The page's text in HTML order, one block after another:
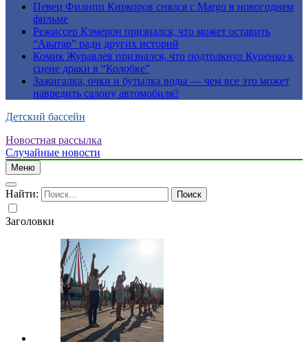
Певец Филипп Киркоров снялся с Margo в новогоднем
фильме
Режиссер Кэмерон признался, что может оставить
“Аватар” ради других историй
Комик Журавлев признался, что подтолкнул Куценко к
сцене драки в “Колобке”
Зажигалка, очки и бутылка воды — чем все это может
навредить салону автомобиля?
Детский бассейн
Новостная рассылка
Случайные новости
Меню
Найти:
Заголовки